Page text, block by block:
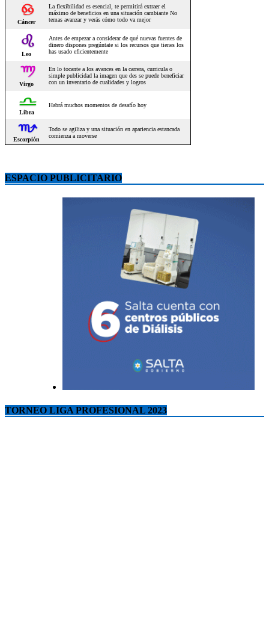
ESPACIO PUBLICITARIO
TORNEO LIGA PROFESIONAL 2023